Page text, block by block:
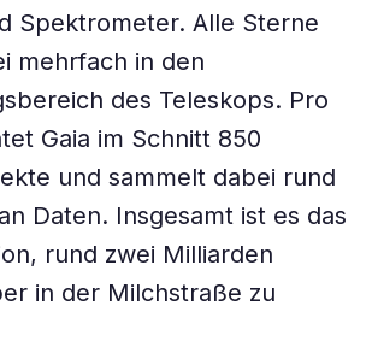
Spektrometer. Alle Sterne
mehrfach in den
des Teleskops. Pro
Gaia im Schnitt 850
und sammelt dabei rund
Daten. Insgesamt ist es das
rund zwei Milliarden
in der Milchstraße zu